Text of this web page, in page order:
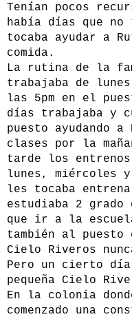
Tenían pocos
había días que
tocaba ayudar a
comida.
La rutina de la
trabajaba de
las 5pm en el
días trabajaba y
puesto ayudando
clases por la
tarde los
lunes, miércoles
les tocaba
estudiaba 2 grado
que ir a la
también al puesto
Cielo Riveros
Pero un cierto
pequeña Cielo
En la colonia
comenzado una